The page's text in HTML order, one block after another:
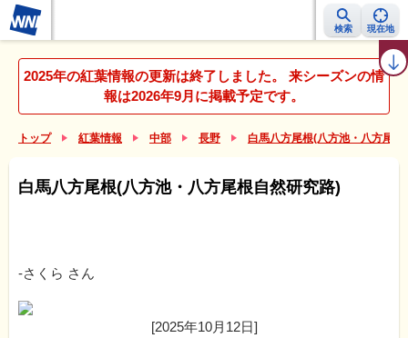
検索 現在地
紅葉レーダー 紅葉ニュース 京都 見頃カレンダー 名所ランキング
2025年の紅葉情報の更新は終了しました。 来シーズンの情
報は2026年9月に掲載予定です。
トップ 紅葉情報 中部 長野 白馬八方尾根(八方池・八方尾根
白馬八方尾根(八方池・八方尾根自然研究路)
-さくら さん
[2025年10月12日]